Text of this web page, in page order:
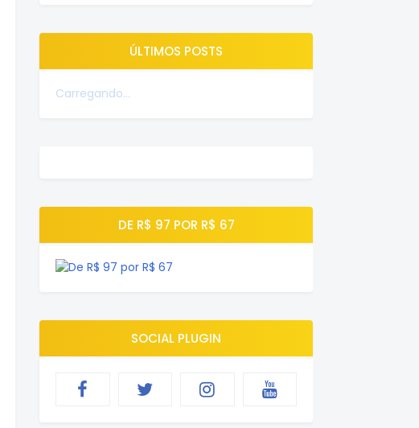
ÚLTIMOS POSTS
Carregando...
DE R$ 97 POR R$ 67
SOCIAL PLUGIN